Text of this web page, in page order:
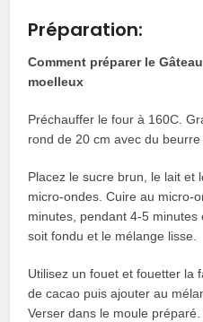
Préparation:
Comment préparer le
moelleux
Préchauffer le four à 160C.
rond de 20 cm avec du
Placez le sucre brun, le lait et
micro-ondes. Cuire au micro-
minutes, pendant 4-5 minutes
soit fondu et le mélange lisse.
Utilisez un fouet et fouetter la
de cacao puis ajouter au
Verser dans le moule